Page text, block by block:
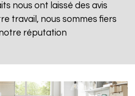
nous ont laissé des avis
travail, nous sommes fiers
réputation